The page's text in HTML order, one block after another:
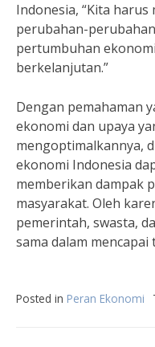
Indonesia, “Kita
perubahan-
pertumbuhan
berkelanjutan.”
Dengan pemahaman
ekonomi dan upaya
mengoptimalkannya,
ekonomi Indonesia
memberikan dampak
masyarakat. Oleh
pemerintah, swasta,
sama dalam
Posted in Peran Ekonomi